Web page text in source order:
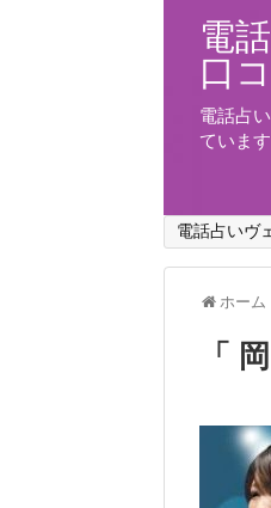
電
口
電話占
ています
電話占いヴ
ホーム
「